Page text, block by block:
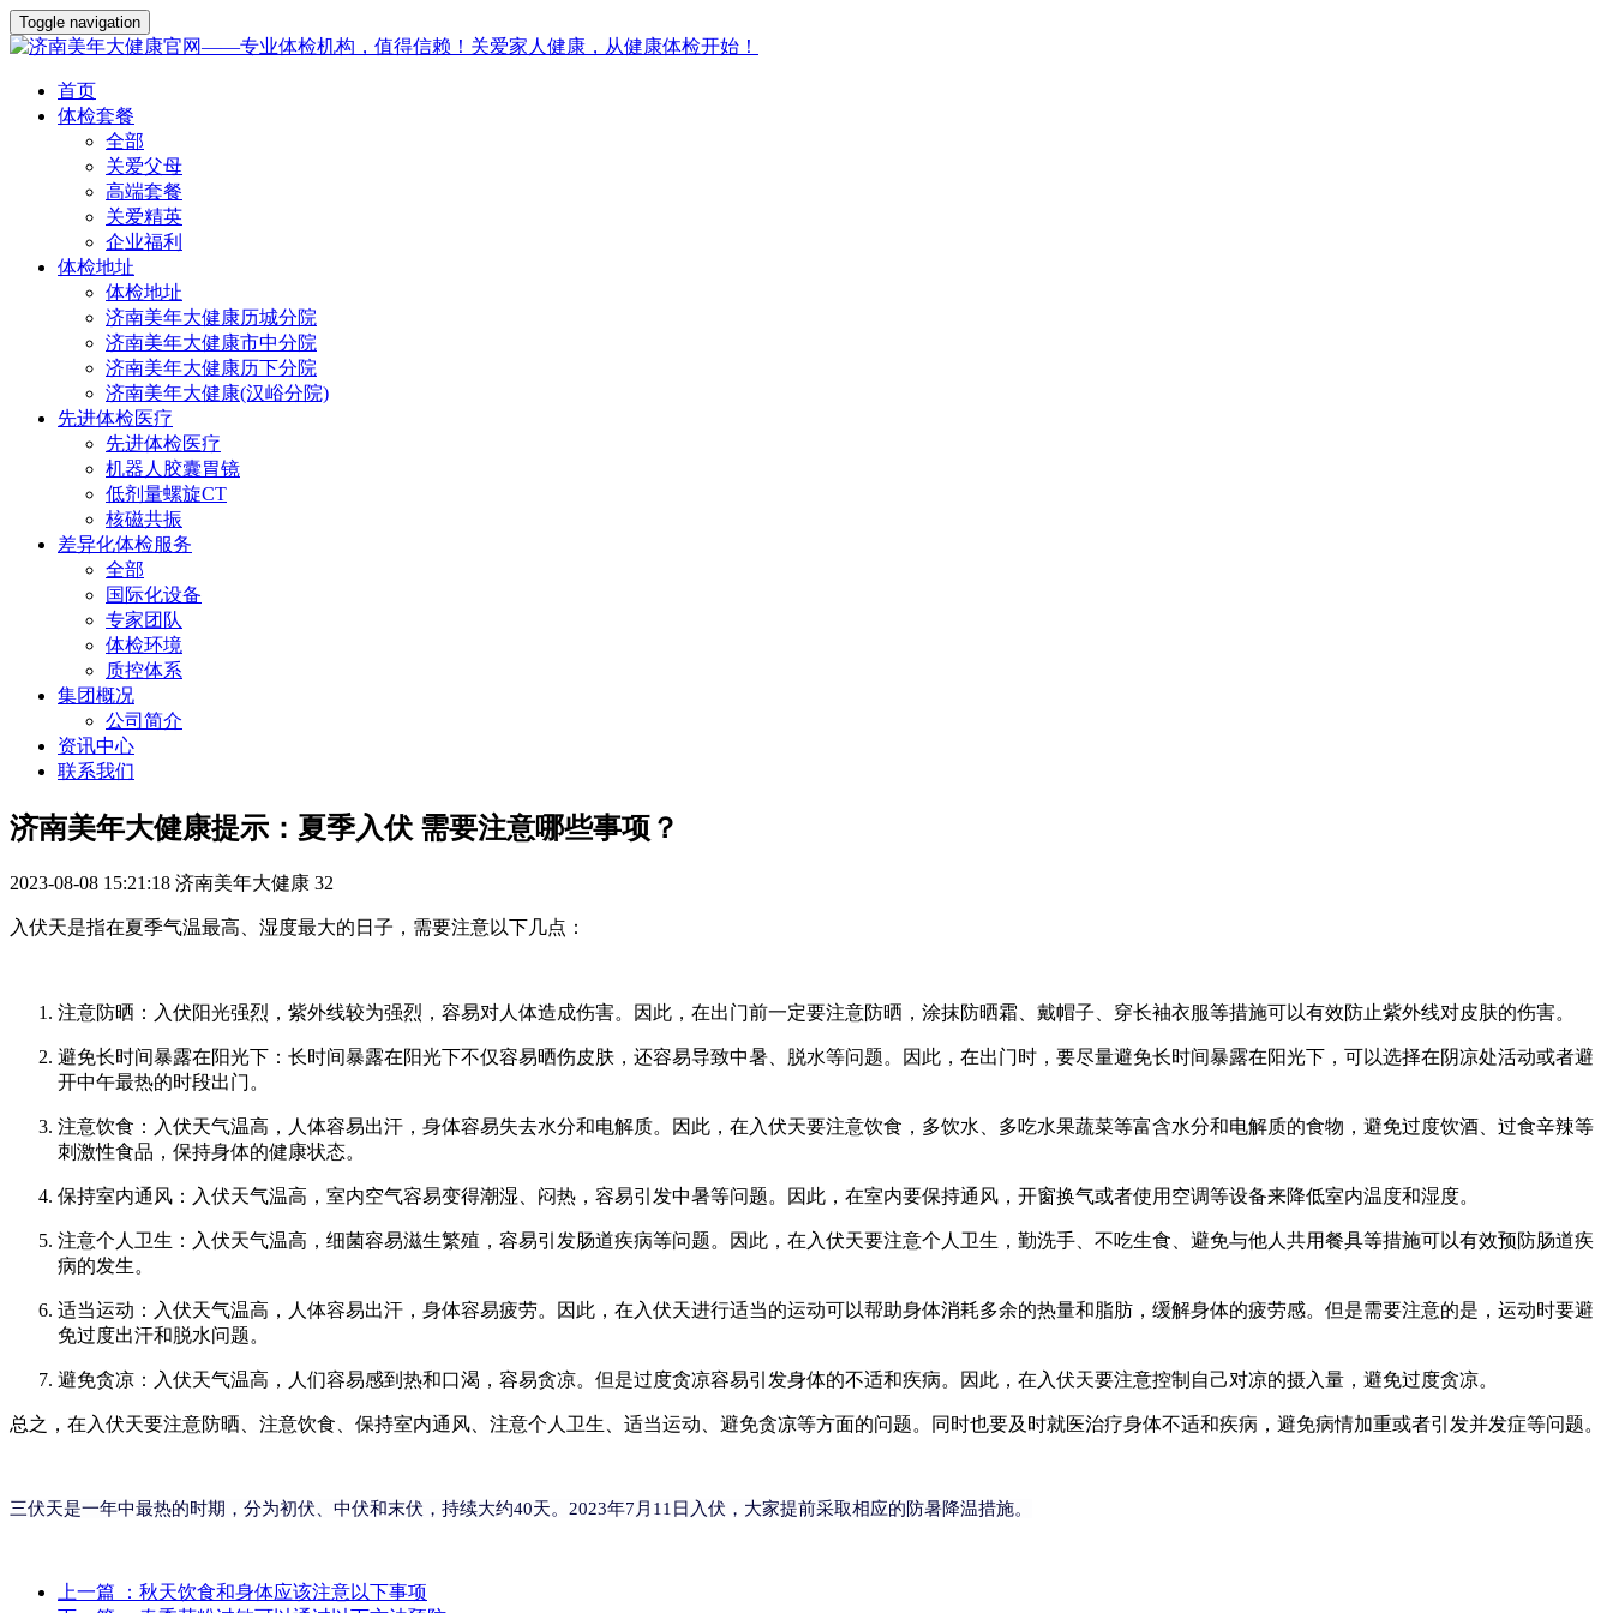
Toggle navigation
首页
体检套餐
全部
关爱父母
高端套餐
关爱精英
企业福利
体检地址
体检地址
济南美年大健康历城分院
济南美年大健康市中分院
济南美年大健康历下分院
济南美年大健康(汉峪分院)
先进体检医疗
先进体检医疗
机器人胶囊胃镜
低剂量螺旋CT
核磁共振
差异化体检服务
全部
国际化设备
专家团队
体检环境
质控体系
集团概况
公司简介
资讯中心
联系我们
济南美年大健康提示：夏季入伏 需要注意哪些事项？
2023-08-08 15:21:18 济南美年大健康 32
入伏天是指在夏季气温最高、湿度最大的日子，需要注意以下几点：
注意防晒：入伏阳光强烈，紫外线较为强烈，容易对人体造成伤害。因此，在出门前一定要注意防晒，涂抹防晒霜、戴帽子、穿长袖衣服等措施可以有效防止紫外线对皮肤的伤害。
避免长时间暴露在阳光下：长时间暴露在阳光下不仅容易晒伤皮肤，还容易导致中暑、脱水等问题。因此，在出门时，要尽量避免长时间暴露在阳光下，可以选择在阴凉处活动或者避
开中午最热的时段出门。
注意饮食：入伏天气温高，人体容易出汗，身体容易失去水分和电解质。因此，在入伏天要注意饮食，多饮水、多吃水果蔬菜等富含水分和电解质的食物，避免过度饮酒、过食辛辣等
刺激性食品，保持身体的健康状态。
保持室内通风：入伏天气温高，室内空气容易变得潮湿、闷热，容易引发中暑等问题。因此，在室内要保持通风，开窗换气或者使用空调等设备来降低室内温度和湿度。
注意个人卫生：入伏天气温高，细菌容易滋生繁殖，容易引发肠道疾病等问题。因此，在入伏天要注意个人卫生，勤洗手、不吃生食、避免与他人共用餐具等措施可以有效预防肠道疾
病的发生。
适当运动：入伏天气温高，人体容易出汗，身体容易疲劳。因此，在入伏天进行适当的运动可以帮助身体消耗多余的热量和脂肪，缓解身体的疲劳感。但是需要注意的是，运动时要避
免过度出汗和脱水问题。
避免贪凉：入伏天气温高，人们容易感到热和口渴，容易贪凉。但是过度贪凉容易引发身体的不适和疾病。因此，在入伏天要注意控制自己对凉的摄入量，避免过度贪凉。
总之，在入伏天要注意防晒、注意饮食、保持室内通风、注意个人卫生、适当运动、避免贪凉等方面的问题。同时也要及时就医治疗身体不适和疾病，避免病情加重或者引发并发症等问题。
三伏天是一年中最热的时期，分为初伏、中伏和末伏，持续大约40天。2023年7月11日入伏，大家提前采取相应的防暑降温措施。
上一篇
：秋天饮食和身体应该注意以下事项